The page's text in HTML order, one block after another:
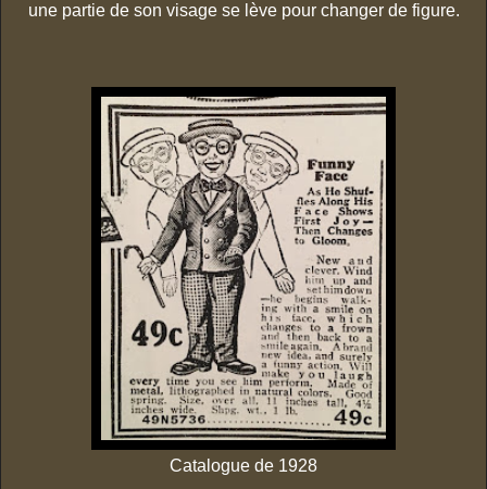
une partie de son visage se lève pour changer de figure.
Catalogue de 1928